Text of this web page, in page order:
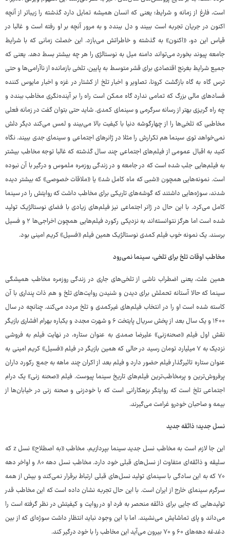
است، فارغ از زمانه و شرایط؛ یعنی که انسان همیشه تمایل دارد گذشته را زیباتر از آنچه
اکنون در جریان تجربه است ببیند و دل ببندد و به مرور آنچه بر او رفته است و غالبا در
قیاس این دو، «اکنون» به گذشته و خاطراتش می‌بازد. این خصلت زمانی که با شرایط
جامعه پیوند بخورد می‌تواند دامنه میل به نوستالژی را هر چه بیشتر بسط دهد. یعنی که
جمیع شرایط بغرنج اقتصادی برای قشر متوسط به پایین، تلخی بازمانده از ناآرامی‌ها و حتی
ترس گاه به گاه بازگشت کرونا، تصاویر و اخبار تلخ از کشتار در غزه و اخبار مایوس کننده
فسادهای مالی بزرگ که تمامی ندارد گاه ممکن است راه را بر آینده‌نگری مخاطب ببندد و
چه راه گریزی بهتر از رسانه سرگرمی و سینمای کمدی. شاید حتی بتوان گفت در زمانه فعلی
مخاطبی که تلخی‌ها را از چهارگوشه دنیا با کیفیت بالا می‌بیند و لمس می‌کند دیگر دلش
نمی‌خواهد توی سینما هم تکرارش را مثلا در ژانرهای اجتماعی و سینمای جدی ببیند. نگاه
کنید به اقبال عمومی از فیلم‌های اجتماعی چند سال گذشته که غالبا توجه مخاطب بیشتر
به فیلم‌هایی جلب شده است که در جامعه و در زندگی روزمره ملموس و درگیر با آن نبوده
است. نمونه‌هایی همچون «شبی که ماه کامل شد» یا «ملاقات خصوصی» که بیشتر دیده
شدند، سوژه‌هایی داشتند که گوشه‌های تاریکی برای مخاطب داشت که روایتش را در سینما
کامل می‌کرد. با این حال در ژانر اجتماعی نیز فیلم‌های زیادی با فضای نوستالژیک تولید
شده است اما هرگز نتوانسته‌اند به نزدیکی رکورد فیلم‌هایی همچون اخراجی‌ها ۲ و فسیل
برسند. یک نمونه خوب فیلم کمدی نوستالژیک همین فیلم «فسیل» کریم امینی بود.
مخاطب اوقات تلخ برای تلخی، سینما نمی‌رود
همین علت، یعنی اضطراب ناشی از تلخی‌های جاری در زندگی روزمره مخاطب همیشگی
سینما که حالا آستانه تحملش برای دیدن و شنیدن روایت‌های تلخ و هم ذات پنداری با آن
کاسته شده است او را در انتخاب فیلم‌های غیرکمدی و تلخ مردد می‌کند. چنانچه در سال
۱۴۰۰ و یک سال بعد از پخش سریال پایتخت ۶ و شهرت مجدد و یکباره بهرام افشاری بازیگر
نقش اول فیلم «صحنه‌زنی» علیرضا صمدی به عنوان ستاره، در نهایت فیلم به فروشی
نزدیک به ۷ میلیارد تومان رسید در حالی که همین بازیگر در فیلم «فسیل» کریم امینی به
عنوان ستاره تاثیرگذار فیلم حضور دارد و فیلم بعد از اکران چند ماهه به جمع رکورد داران
پرفروش‌ترین و پرمخاطب‌ترین فیلم‌های تاریخ سینما پیوست. فیلم «صحنه زنی» یک درام
اجتماعی تلخ است که روایتگر بزهکارانی است که با خودزنی و صحنه زنی در خیابان‌ها از
بیمه و صاحبان خودرو غرامت می‌گیرند.
نسل جدید؛ ذائقه جدید
این جا لازم است به مخاطب نسل جدید سینما بپردازیم، مخاطب «به اصطلاح» نسل z که
سلیقه و ذائقه‌ای متفاوت از نسل‌های قبلی خود دارد. مخاطب نسل دهه ۸۰ و اواخر دهه
۷۰ که به این سادگی با سینمای تولید نسل‌های قبلی ارتباط برقرار نمی‌کند و بیش از همه
سرگرم سینمای خارج از ایران است. با این حال تجربه نشان داده است که این مخاطب قدر
تولیدهایی که جایی برای ذائقه منحصر به فرد او در روایت و کیفیتش در نظر گرفته است را
می‌داند و پای تماشایش می‌نشیند. اما با این وجود نباید انتظار داشت سوژه‌ای که از بین
دغدغه دهه‌های ۶۰ و ۷۰ بیرون می‌آید این مخاطب را با خود درگیر کند.